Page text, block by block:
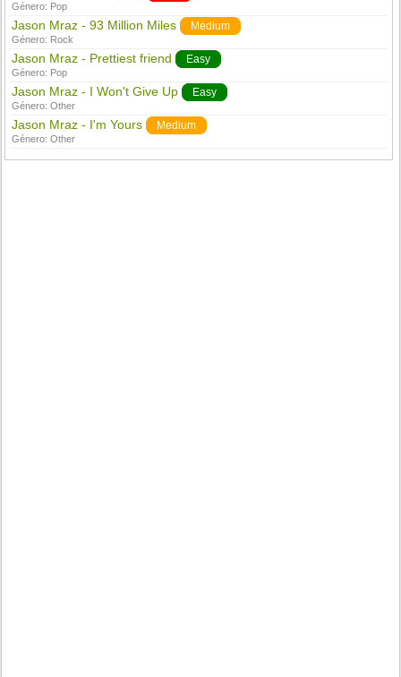
Género: Pop
Jason Mraz - 93 Million Miles Medium
Género: Rock
Jason Mraz - Prettiest friend Easy
Género: Pop
Jason Mraz - I Won't Give Up Easy
Género:Other
Jason Mraz - I'm Yours Medium
Género:Other